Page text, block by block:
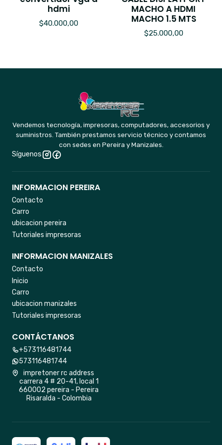
hdmi
$40.000,00
MACHO A HDMI
MACHO 1.5 MTS
$25.000,00
Vendemos tecnología, impresoras, computadores, accesorios y
suministros. También prestamos servicio técnico y contamos
con sedes en Pereira y Manizales.
Síguenos
INFORMACION PEREIRA
Contacto
Carro
ubicacion pereira
Tutoriales impresoras
INFORMACION MANIZALES
Contacto
Inicio
Carro
ubicacion manizales
Tutoriales impresoras
CONTÁCTANOS
+573116481744
573116481744
impretoner rc address
carrera 4 # 20-41, local 1
660002 pereira - Pereira
Risaralda - Colombia